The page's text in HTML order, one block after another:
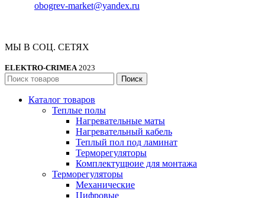
obogrev-market@yandex.ru
МЫ В СОЦ. СЕТЯХ
ELEKTRO-CRIMEA 2023
Поиск
Каталог товаров
Теплые полы
Нагревательные маты
Нагревательный кабель
Теплый пол под ламинат
Терморегуляторы
Комплектущюие для монтажа
Терморегуляторы
Механические
Цифровые